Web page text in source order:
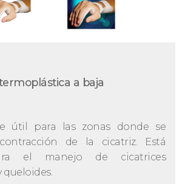
a baja
útil para las zonas donde se
de la cicatriz. Está
el manejo de cicatrices
queloides.